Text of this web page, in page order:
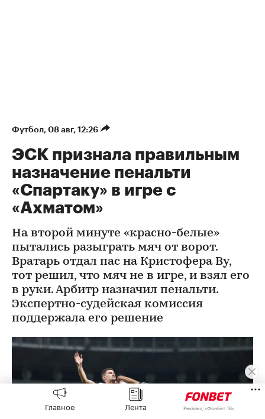
Футбол⁠, 08 авг, 12:26
ЭСК признала правильным
назначение пенальти
«Спартаку» в игре с
«Ахматом»
На второй минуте «красно-белые»
пытались разыграть мяч от ворот.
Вратарь отдал пас на Кристофера Ву,
тот решил, что мяч не в игре, и взял его
в руки. Арбитр назначил пенальти.
Экспертно-судейская комиссия
поддержала его решение
Главное Лента Реклама, «Фонбет ТВ»